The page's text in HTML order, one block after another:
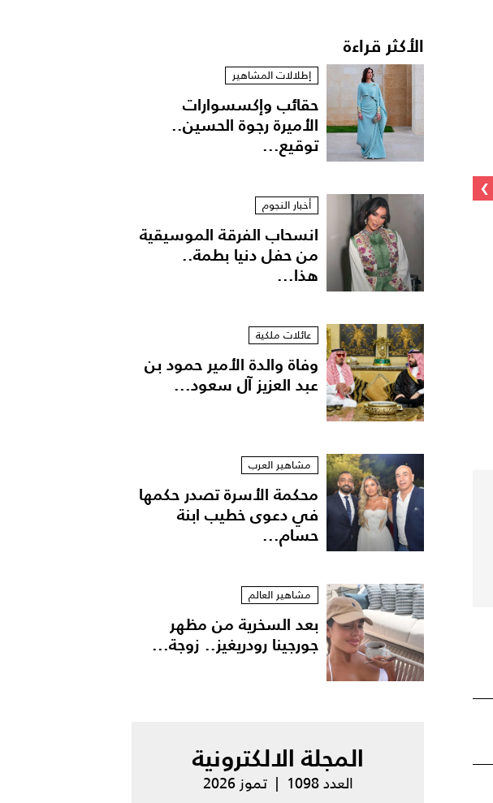
›
الأكثر قراءة
إطلالات المشاهير
حقائب وإكسسوارات
الأميرة رجوة الحسين..
توقيع...
أخبار النجوم
انسحاب الفرقة الموسيقية
من حفل دنيا بطمة..
هذا...
عائلات ملكية
وفاة والدة الأمير حمود بن
عبد العزيز آل سعود...
مشاهير العرب
محكمة الأسرة تصدر حكمها
في دعوى خطيب ابنة
حسام...
مشاهير العالم
بعد السخرية من مظهر
جورجينا رودريغيز.. زوجة...
المجلة الالكترونية
العدد 1098 | تموز 2026